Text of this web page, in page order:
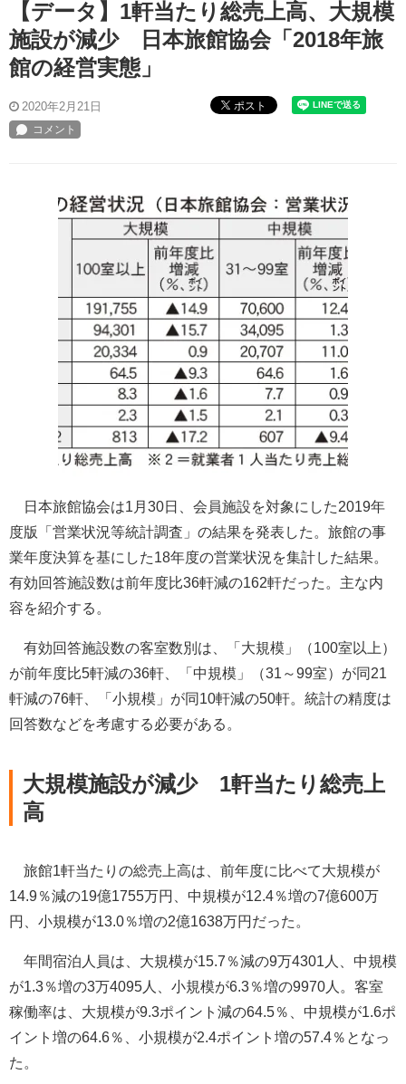
【データ】1軒当たり総売上高、大規模
施設が減少 日本旅館協会「2018年旅
館の経営実態」
2020年2月21日 ポスト
日本旅館協会は1月30日、会員施設を対象にした2019年
度版「営業状況等統計調査」の結果を発表した。旅館の事
業年度決算を基にした18年度の営業状況を集計した結果。
有効回答施設数は前年度比36軒減の162軒だった。主な内
容を紹介する。
有効回答施設数の客室数別は、「大規模」（100室以上）
が前年度比5軒減の36軒、「中規模」（31～99室）が同21
軒減の76軒、「小規模」が同10軒減の50軒。統計の精度は
回答数などを考慮する必要がある。
大規模施設が減少 1軒当たり総売上
高
旅館1軒当たりの総売上高は、前年度に比べて大規模が
14.9％減の19億1755万円、中規模が12.4％増の7億600万
円、小規模が13.0％増の2億1638万円だった。
年間宿泊人員は、大規模が15.7％減の9万4301人、中規模
が1.3％増の3万4095人、小規模が6.3％増の9970人。客室
稼働率は、大規模が9.3ポイント減の64.5％、中規模が1.6ポ
イント増の64.6％、小規模が2.4ポイント増の57.4％となっ
た。